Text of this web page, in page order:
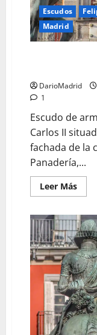
Escudos
Madrid
DarioMadrid
1
Escudo de
Carlos II
fachada de la
Panadería,...
Leer MásLeer
más
del
rey
II
en
la
de